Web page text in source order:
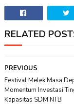
RELATED
PREVIOUS
Festival Melek Masa
Momentum Investasi
Kapasitas SDM NTB